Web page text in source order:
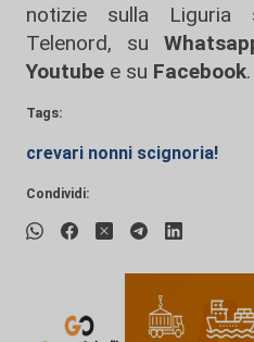
notizie sulla Liguria
Telenord, su
Youtube e su Facebook.
Tags:
crevari nonni scignoria!
Condividi: